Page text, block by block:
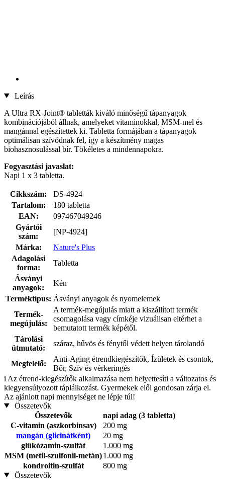
Leírás
A Ultra RX-Joint® tabletták kiváló minőségű tápanyagok
kombinációjából állnak, amelyeket vitaminokkal, MSM-mel és
mangánnal egészítettek ki. Tabletta formájában a tápanyagok
optimálisan szívódnak fel, így a készítmény magas
biohasznosulással bír. Tökéletes a mindennapokra.
Fogyasztási javaslat:
Napi 1 x 3 tabletta.
Cikkszám:
DS-4924
Tartalom:
180 tabletta
EAN:
097467049246
Gyártói
szám:
[NP-4924]
Márka:
Nature's Plus
Adagolási
forma:
Tabletta
Ásványi
anyagok:
Kén
Terméktípus: Ásványi anyagok és nyomelemek
Termék-
megújulás:
A termék-megújulás miatt a kiszállított termék
csomagolása vagy címkéje vizuálisan eltérhet a
bemutatott termék képétől.
Tárolási
útmutató:
száraz, hűvös és fénytől védett helyen tárolandó
Megfelelő:
Anti-Aging étrendkiegészítők, Ízületek és csontok,
Bőr, Szív és vérkeringés
i Az étrend-kiegészítők alkalmazása nem helyettesíti a változatos és
kiegyensúlyozott táplálkozást. Gyermekek elől gondosan zárja el.
Az ajánlott napi mennyiséget ne lépje túl!
Összetevők
Összetevők
napi adag (3 tabletta)
C-vitamin (aszkorbinsav)
200 mg
mangán (glicinátként)
20 mg
glükózamin-szulfát
1.000 mg
MSM (metil-szulfonil-metán)1.000 mg
kondroitin-szulfát
800 mg
Összetevők